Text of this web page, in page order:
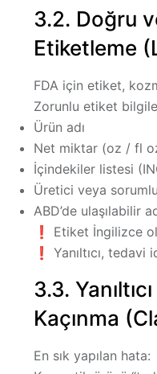
3.2. Doğru
Etiketleme
FDA için etiket,
Zorunlu etiket
Ürün adı
Net miktar (oz / fl
İçindekiler listesi
Üretici veya
ABD’de ulaşılabilir
❗ Etiket İngilizce
❗ Yanıltıcı, tedavi
3.3.
Kaçınma
En sık yapılan hata: